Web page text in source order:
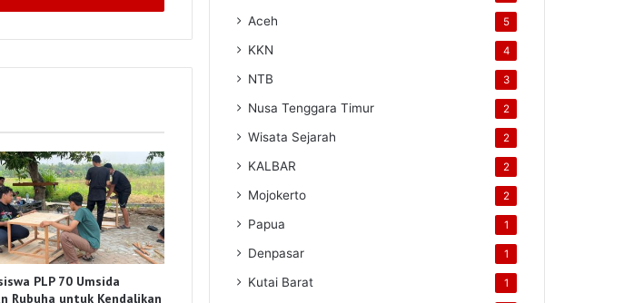
PLP 70 Umsida
Rubuha untuk Kendalikan
Aceh 5
KKN 4
NTB 3
Nusa Tenggara Timur 2
Wisata Sejarah 2
KALBAR 2
Mojokerto 2
Papua 1
Denpasar 1
Kutai Barat 1